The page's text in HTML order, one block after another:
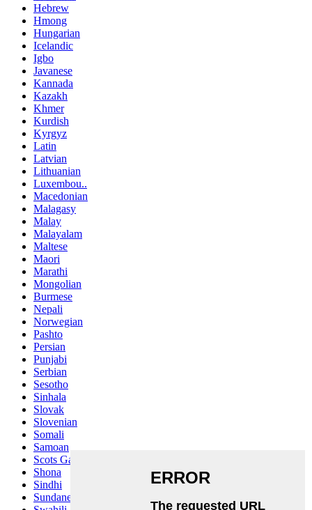
Hebrew
Hmong
Hungarian
Icelandic
Igbo
Javanese
Kannada
Kazakh
Khmer
Kurdish
Kyrgyz
Latin
Latvian
Lithuanian
Luxembou..
Macedonian
Malagasy
Malay
Malayalam
Maltese
Maori
Marathi
Mongolian
Burmese
Nepali
Norwegian
Pashto
Persian
Punjabi
Serbian
Sesotho
Sinhala
Slovak
Slovenian
Somali
Samoan
Scots Gaelic
Shona
Sindhi
Sundanese